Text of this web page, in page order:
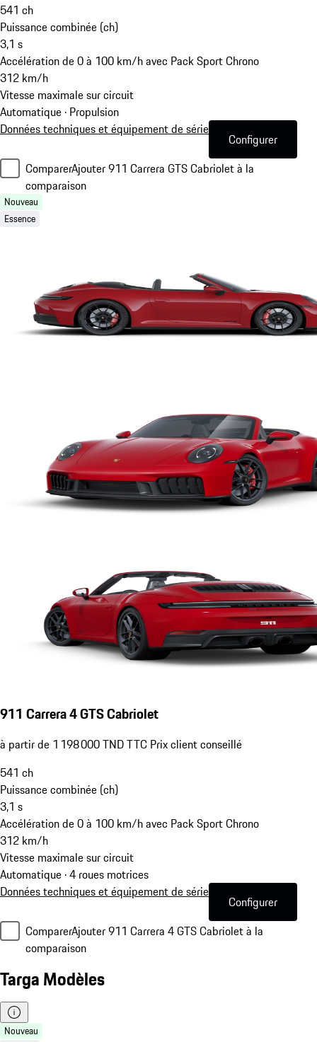
541 ch
Puissance combinée (ch)
3,1 s
Accélération de 0 à 100 km/h avec Pack Sport Chrono
312 km/h
Vitesse maximale sur circuit
Automatique · Propulsion
Données techniques et équipement de série
Configurer
ComparerAjouter 911 Carrera GTS Cabriolet à la
comparaison
Nouveau
Essence
911 Carrera 4 GTS Cabriolet
à partir de 1 198 000 TND TTC Prix client conseillé
541 ch
Puissance combinée (ch)
3,1 s
Accélération de 0 à 100 km/h avec Pack Sport Chrono
312 km/h
Vitesse maximale sur circuit
Automatique · 4 roues motrices
Données techniques et équipement de série
Configurer
ComparerAjouter 911 Carrera 4 GTS Cabriolet à la
comparaison
Targa Modèles
Nouveau